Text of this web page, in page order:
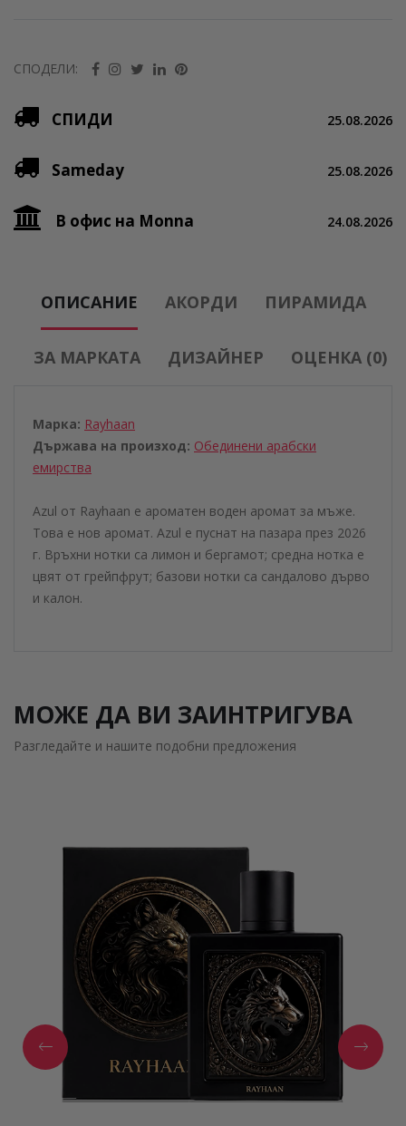
СПОДЕЛИ:
СПИДИ 25.08.2026
Sameday 25.08.2026
В офис на Monna 24.08.2026
ОПИСАНИЕ АКОРДИ ПИРАМИДА
ЗА МАРКАТА ДИЗАЙНЕР ОЦЕНКА (0)
Марка: Rayhaan
Държава на произход: Обединени aрабски
eмирства
Azul от Rayhaan е ароматен воден аромат за мъже.
Това е нов аромат. Azul е пуснат на пазара през 2026
г. Връхни нотки са лимон и бергамот; средна нотка е
цвят от грейпфрут; базови нотки са сандалово дърво
и калон.
МОЖЕ ДА ВИ ЗАИНТРИГУВА
Разгледайте и нашите подобни предложения